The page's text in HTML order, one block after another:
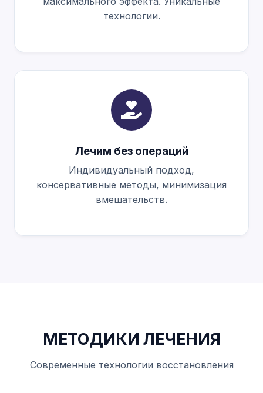
технологии.
Лечим без операций
Индивидуальный подход,
консервативные методы, минимизация
вмешательств.
МЕТОДИКИ ЛЕЧЕНИЯ
Современные технологии восстановления